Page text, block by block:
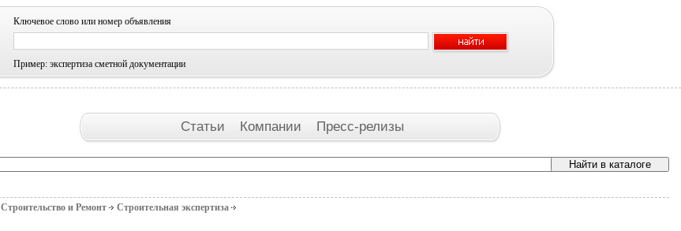
Ключевое слово или номер объявления
Пример: экспертиза сметной документации
Статьи Компании Пресс-релизы
Строительство и Ремонт Строительная экспертиза